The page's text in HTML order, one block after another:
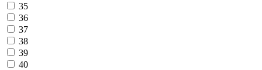
35
36
37
38
39
40